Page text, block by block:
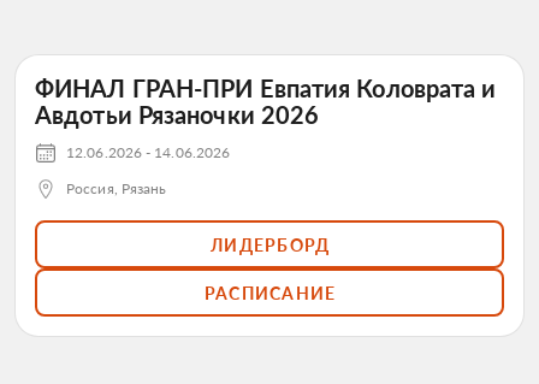
ФИНАЛ ГРАН-ПРИ Евпатия Коловрата и
Авдотьи Рязаночки 2026
12.06.2026 - 14.06.2026
Россия, Рязань
ЛИДЕРБОРД
РАСПИСАНИЕ